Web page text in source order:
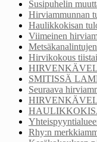
Susipuhelin
Hirviammunnan
Haulikkokisan
Viimeinen
Hirvikokous
SMITISSÄ
Seuraava
Rhy:n